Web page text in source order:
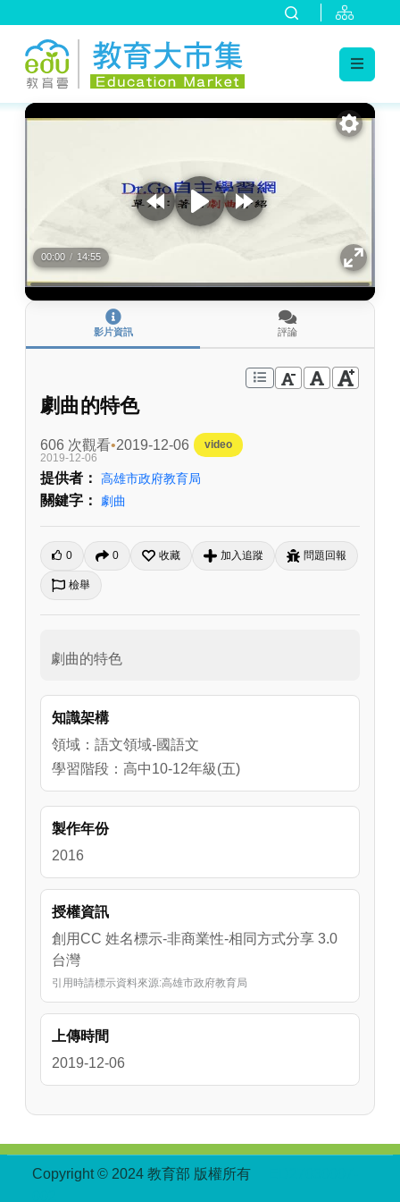
:::
00:00 / 14:55
影片資訊 評論
劇曲的特色
606 次觀看 2019-12-06
video
2019-12-06
提供者： 高雄市政府教育局
關鍵字： 劇曲
0 0 收藏 加入追蹤 問題回報
檢舉
劇曲的特色
知識架構
領域：語文領域-國語文
學習階段：高中10-12年級(五)
製作年份
2016
授權資訊
創用CC 姓名標示-非商業性-相同方式分享 3.0
台灣
引用時請標示資料來源:高雄市政府教育局
上傳時間
2019-12-06
Copyright © 2024 教育部 版權所有